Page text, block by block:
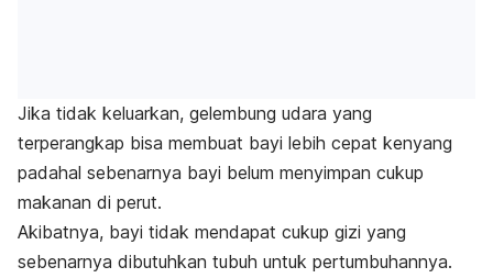
Jika tidak keluarkan, gelembung udara yang
terperangkap bisa membuat bayi lebih cepat kenyang
padahal sebenarnya bayi belum menyimpan cukup
makanan di perut.
Akibatnya, bayi tidak mendapat cukup gizi yang
sebenarnya dibutuhkan tubuh untuk pertumbuhannya.